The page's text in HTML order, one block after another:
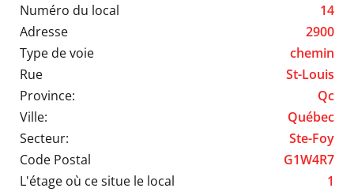
Numéro du local
14
Adresse
2900
Type de voie
chemin
Rue
St-Louis
Province:
Qc
Ville:
Québec
Secteur:
Ste-Foy
Code Postal
G1W4R7
L'étage où ce situe le local
1